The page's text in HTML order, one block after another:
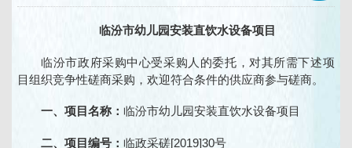
临汾市幼儿园安装直饮水设备项目
临汾市政府采购中心受采购人的委托，对其所需下述项
目组织竞争性磋商采购，欢迎符合条件的供应商参与磋商。
一、项目名称：临汾市幼儿园安装直饮水设备项目
二、项目编号：临政采磋[2019]30号